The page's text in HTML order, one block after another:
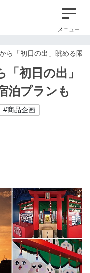
メニュー
ら「初日の出」眺める限
初日の出」
泊プランも
#商品企画